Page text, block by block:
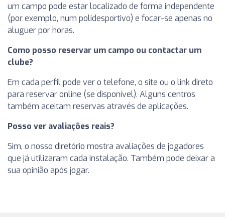
um campo pode estar localizado de forma independente
(por exemplo, num polidesportivo) e focar-se apenas no
aluguer por horas.
Como posso reservar um campo ou contactar um
clube?
Em cada perfil pode ver o telefone, o site ou o link direto
para reservar online (se disponível). Alguns centros
também aceitam reservas através de aplicações.
Posso ver avaliações reais?
Sim, o nosso diretório mostra avaliações de jogadores
que já utilizaram cada instalação. Também pode deixar a
sua opinião após jogar.